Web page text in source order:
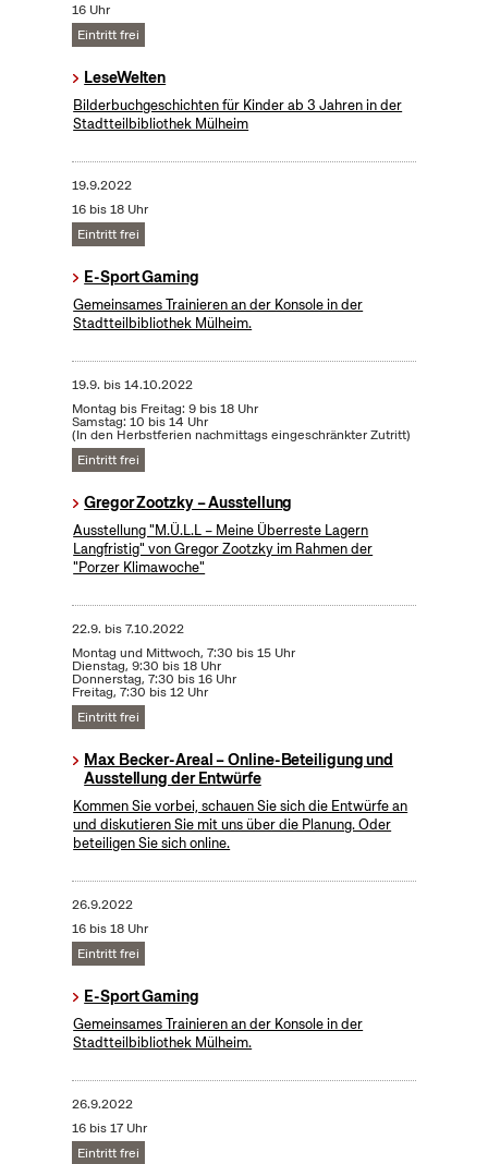
16 Uhr
Eintritt frei
LeseWelten
Bilderbuchgeschichten für Kinder ab 3 Jahren in der
Stadtteilbibliothek Mülheim
19.9.2022
16 bis 18 Uhr
Eintritt frei
E-Sport Gaming
Gemeinsames Trainieren an der Konsole in der
Stadtteilbibliothek Mülheim.
19.9. bis14.10.2022
Montag bis Freitag: 9 bis 18 Uhr
Samstag: 10 bis 14 Uhr
(In den Herbstferien nachmittags eingeschränkter Zutritt)
Eintritt frei
Gregor Zootzky – Ausstellung
Ausstellung "M.Ü.L.L – Meine Überreste Lagern
Langfristig" von Gregor Zootzky im Rahmen der
"Porzer Klimawoche"
22.9. bis7.10.2022
Montag und Mittwoch, 7:30 bis 15 Uhr
Dienstag, 9:30 bis 18 Uhr
Donnerstag, 7:30 bis 16 Uhr
Freitag, 7:30 bis 12 Uhr
Eintritt frei
Max Becker-Areal – Online-Beteiligung und
Ausstellung der Entwürfe
Kommen Sie vorbei, schauen Sie sich die Entwürfe an
und diskutieren Sie mit uns über die Planung. Oder
beteiligen Sie sich online.
26.9.2022
16 bis 18 Uhr
Eintritt frei
E-Sport Gaming
Gemeinsames Trainieren an der Konsole in der
Stadtteilbibliothek Mülheim.
26.9.2022
16 bis 17 Uhr
Eintritt frei